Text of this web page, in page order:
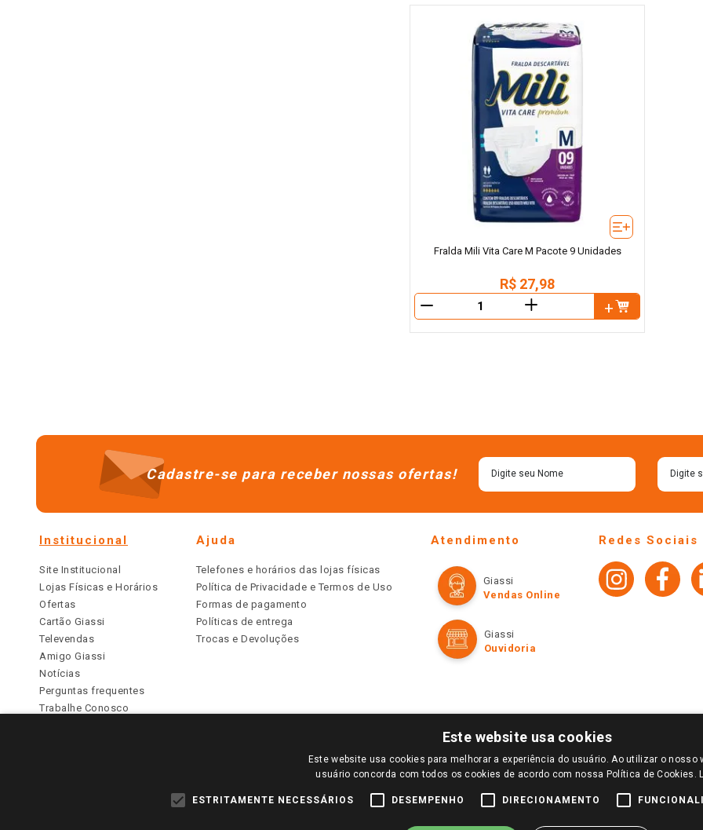
Fralda Mili Vita Care M Pacote 9 Unidades
R$ 27,98
＋
Cadastre-se para receber nossas ofertas!
Institucional
Site Institucional
Lojas Físicas e Horários
Ofertas
Cartão Giassi
Televendas
Amigo Giassi
Notícias
Perguntas frequentes
Trabalhe Conosco
Ajuda
Telefones e horários das lojas físicas
Política de Privacidade e Termos de Uso
Formas de pagamento
Políticas de entrega
Trocas e Devoluções
Atendimento
Giassi
Vendas Online
Giassi
Ouvidoria
Redes Sociais
PARA VER OS PREÇOS DA SUA REGIÃO, FAÇA LOGIN E SELECIONE A LOJA DE SUA PREFERÊNCIA. SOMENTE APÓS O LOGIN, OS PREÇOS
TODOS OS PREÇOS E CONDIÇÕES COMERCIAIS DESTE SITE SÃO VÁLIDOS APENAS PARA COMPRAS REALIZADAS NO GIASSI.COM.BR E NA LOJA
DE BUSCAS.
Este website usa cookies
Este website usa cookies para melhorar a experiência do usuário. Ao utilizar o nosso
usuário concorda com todos os cookies de acordo com nossa Política de Cookies.
ESTRITAMENTE NECESSÁRIOS DESEMPENHO DIRECIONAMENTO